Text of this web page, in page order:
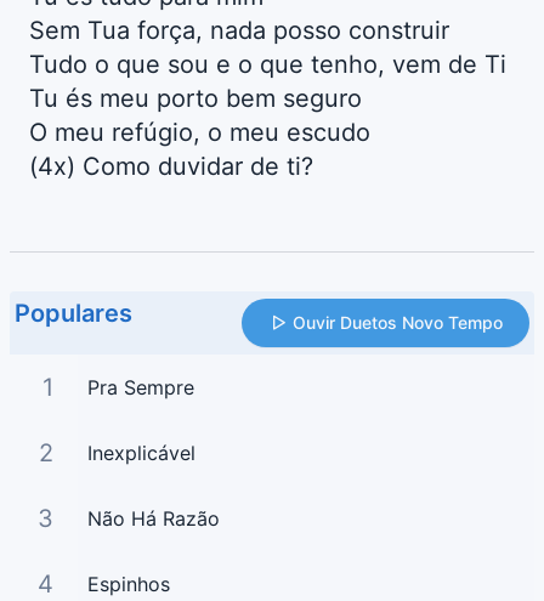
Sem Tua força, nada posso construir
Tudo o que sou e o que tenho, vem de Ti
Tu és meu porto bem seguro
O meu refúgio, o meu escudo
(4x) Como duvidar de ti?
Populares Ouvir Duetos Novo Tempo
1 Pra Sempre
2 Inexplicável
3 Não Há Razão
4 Espinhos